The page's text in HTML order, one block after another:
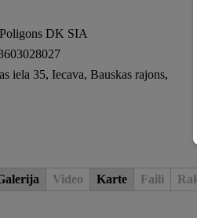
DK SIA
iela 35, Iecava, Bauskas rajons,
Video Karte Faili